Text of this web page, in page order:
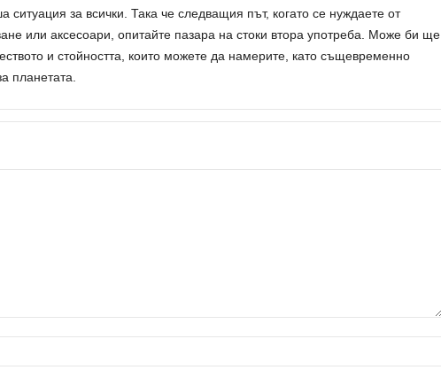
ситуация за всички. Така че следващия път, когато се нуждаете от
или аксесоари, опитайте пазара на стоки втора употреба. Може би ще
и стойността, които можете да намерите, като същевременно
планетата.